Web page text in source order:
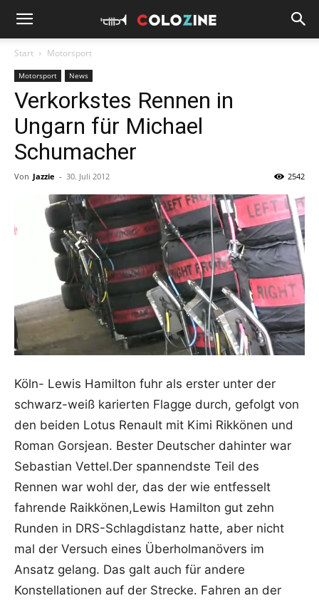
Start Motorsport
Motorsport News
Verkorkstes Rennen in
Ungarn für Michael
Schumacher
Von Jazzie - 30. Juli 2012 2542
Köln- Lewis Hamilton fuhr als erster unter der
schwarz-weiß karierten Flagge durch, gefolgt von
den beiden Lotus Renault mit Kimi Rikkönen und
Roman Gorsjean. Bester Deutscher dahinter war
Sebastian Vettel.Der spannendste Teil des
Rennen war wohl der, das der wie entfesselt
fahrende Raikkönen,Lewis Hamilton gut zehn
Runden in DRS-Schlagdistanz hatte, aber nicht
mal der Versuch eines Überholmanövers im
Ansatz gelang. Das galt auch für andere
Konstellationen auf der Strecke. Fahren an der